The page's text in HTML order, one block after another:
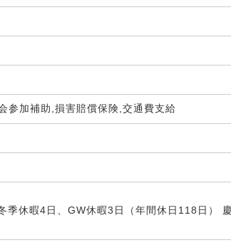
参加補助,損害賠償保険,交通費支給
休暇4日、GW休暇3日（年間休日118日）